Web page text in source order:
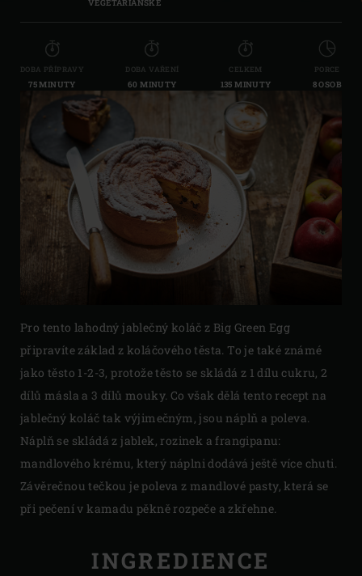
VEGETARIÁNSKÉ
DOBA PŘÍPRAVY
75 MINUTY
DOBA VAŘENÍ
60 MINUTY
CELKEM
135 MINUTY
PORCE
8 OSOB
Pro tento lahodný jablečný koláč z Big Green Egg
připravíte základ z koláčového těsta. To je také známé
jako těsto 1-2-3, protože těsto se skládá z 1 dílu cukru, 2
dílů másla a 3 dílů mouky. Co však dělá tento recept na
jablečný koláč tak výjimečným, jsou náplň a poleva.
Náplň se skládá z jablek, rozinek a frangipanu:
mandlového krému, který náplni dodává ještě více chuti.
Závěrečnou tečkou je poleva z mandlové pasty, která se
při pečení v kamadu pěkně rozpeče a zkřehne.
INGREDIENCE